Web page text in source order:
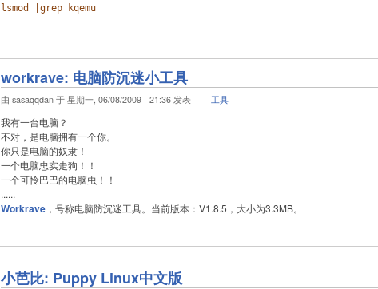
lsmod |grep kqemu
workrave: 电脑防沉迷小工具
由 sasaqqdan 于 星期一, 06/08/2009 - 21:36 发表 工具
我有一台电脑？
不对，是电脑拥有一个你。
你只是电脑的奴隶！
一个电脑忠实走狗！！
一个可怜巴巴的电脑虫！！
......
Workrave，号称电脑防沉迷工具。当前版本：V1.8.5，大小为3.3MB。
小芭比: Puppy Linux中文版